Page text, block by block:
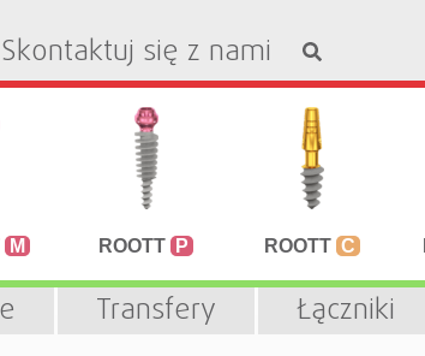
Skontaktuj się z nami
M ROOTT P ROOTT C
Transfery Łączniki